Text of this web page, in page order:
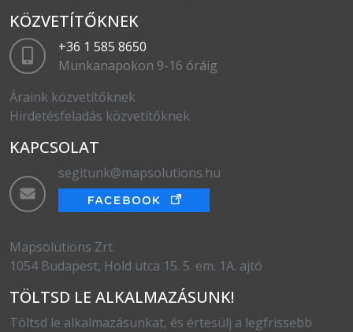
KÖZVETÍTŐKNEK
+36 1 585 8650
Munkanapokon 9-16 óráig
Áraink közvetítőknek
Hirdetésfeladás közvetítőknek
KAPCSOLAT
segitunk@mapsolutions.hu
Mapsolutions Zrt.
1054 Budapest, Hold utca 15. 5. em. 1A. ajtó
TÖLTSD LE ALKALMAZÁSUNK!
Töltsd le alkalmazásunkat, és értesülj a legfrissebb